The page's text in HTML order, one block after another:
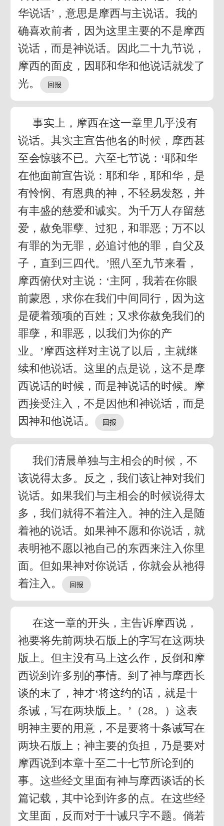
华说话’，意思是摩西与主说话。我的
确喜欢前者，因为这里主要的不是摩西
说话，而是神说话。因此二十九节说，
摩西的面皮，因耶和华和他说话就发了
光。
事实上，摩西在这一章里几乎没有
说话。其实主宣告他名的时候，摩西甚
至会惊骇不已。六至七节说：‘耶和华
在他面前宣告说：耶和华，耶和华，是
有怜悯、有恩典的神，不轻易发怒，并
有丰盛的慈爱和诚实。为千万人存留慈
爱，赦免罪孽、过犯，和罪恶；万不以
有罪的为无罪，必追讨他的罪，自父及
子，直到三四代。’照八至九节来看，
摩西俯伏对主说：‘主阿，我若在你眼
前蒙恩，求你在我们中间同行，因为这
是硬着颈项的百姓；又求你赦免我们的
罪孽，和罪恶，以我们为你的产
业。’摩西这样对主说了以后，主就继
续和他说话。这里的点是说，这不是摩
西说话的时候，而是神说话的时候。摩
西接受注入，不是因他和神说话，而是
因神和他说话。
我们清晨单独与主相会的时候，不
该说得太多。反之，我们该让神对我们
说话。如果我们与主相会的时候说得太
多，我们就得不着注入。神的注入是随
着祂的说话。如果神不愿和你说话，就
表明祂不愿以祂自己的东西来注入你里
面。但如果神对你说话，你就会从祂得
着注入。
在这一章的开头，主告诉摩西说，
祂要将先前两块石版上的字写在这两块
版上。但主没有马上这么作，反倒和摩
西说到许多别的事情。到了神与摩西长
谈的末了，神才‘将这约的话，就是十
条诫，写在两块版上。’（28。）这表
明神主要的用意，不是要将十条诫写在
两块石版上；神主要的负担，乃是要对
摩西说到本章十至二十七节所论到的
事。这些经文里面有神与摩西谈话的长
篇记载，其中论到许多的点。在这些经
文里面，反而对于十诫只字不题。倘若